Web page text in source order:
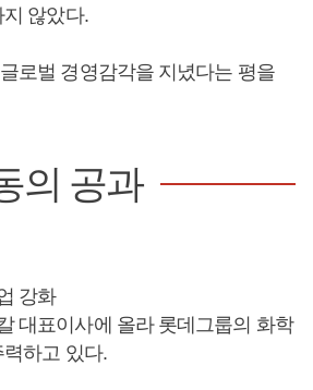
않았다.
로벌 경영감각을 지녔다는 평을
의 공과
강화
대표이사에 올라 롯데그룹의 화학
하고 있다.